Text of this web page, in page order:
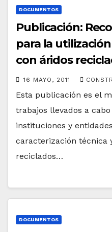
DOCUMENTOS
Publicación:
para la
con áridos
16 MAYO, 2011
Esta publicación es el
trabajos llevados a
instituciones y
caracterización técnica
reciclados…
DOCUMENTOS